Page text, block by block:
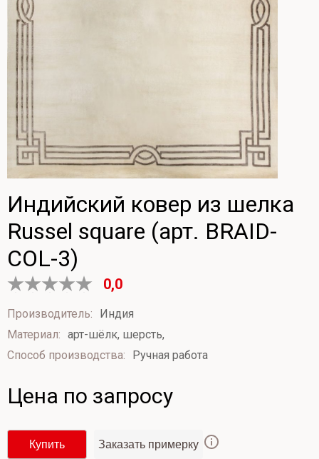
Индийский ковер из шелка
Russel square (арт. BRAID-
COL-3)
0,0
Оценка
0
5
Производитель:
Индия
Материал: арт-шёлк, шерсть,
Способ производства:
Ручная работа
Цена по запросу
Купить Заказать примерку